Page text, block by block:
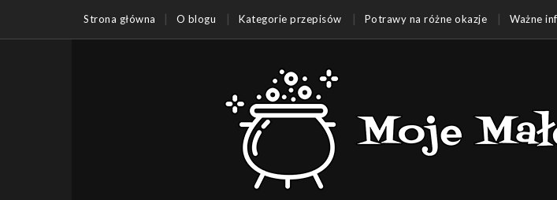
Strona główna O blogu Kategorie przepisów Potrawy na różne okazje Ważne